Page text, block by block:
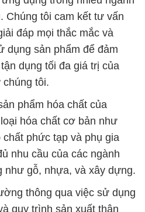
tôi.
phẩm hóa chất của
hóa chất cơ bản như
phức tạp và phụ gia
nhu cầu của các ngành
như gỗ, nhựa, và xây dựng.
thông qua việc sử dụng
quy trình sản xuất thân
quan hệ lâu dài và dự án
và khách hàng là minh
tin cậy của Công ty
trong ngành công